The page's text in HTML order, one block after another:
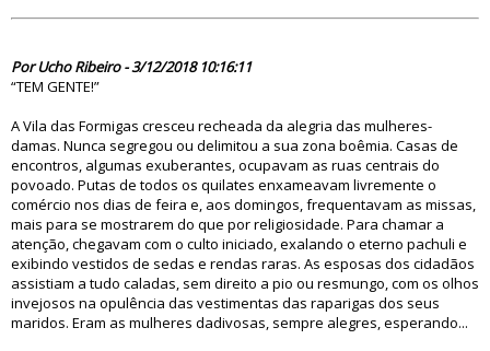
Por Ucho Ribeiro - 3/12/2018 10:16:11
“TEM GENTE!”
A Vila das Formigas cresceu recheada da alegria das mulheres-
damas. Nunca segregou ou delimitou a sua zona boêmia. Casas de
encontros, algumas exuberantes, ocupavam as ruas centrais do
povoado. Putas de todos os quilates enxameavam livremente o
comércio nos dias de feira e, aos domingos, frequentavam as missas,
mais para se mostrarem do que por religiosidade. Para chamar a
atenção, chegavam com o culto iniciado, exalando o eterno pachuli e
exibindo vestidos de sedas e rendas raras. As esposas dos cidadãos
assistiam a tudo caladas, sem direito a pio ou resmungo, com os olhos
invejosos na opulência das vestimentas das raparigas dos seus
maridos. Eram as mulheres dadivosas, sempre alegres, esperando...